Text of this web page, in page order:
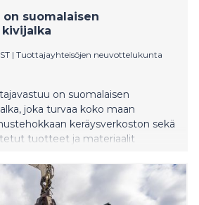
suomalaisen
| Tuottajayhteisöjen neuvottelukunta
on suomalaisen
joka turvaa koko maan
keräysverkoston sekä
tuotteet ja materiaalit
näkemyksiä, joiden mukaan
tulisi avata kilpailulle ja
oikeus poistaa. Järjestelmän